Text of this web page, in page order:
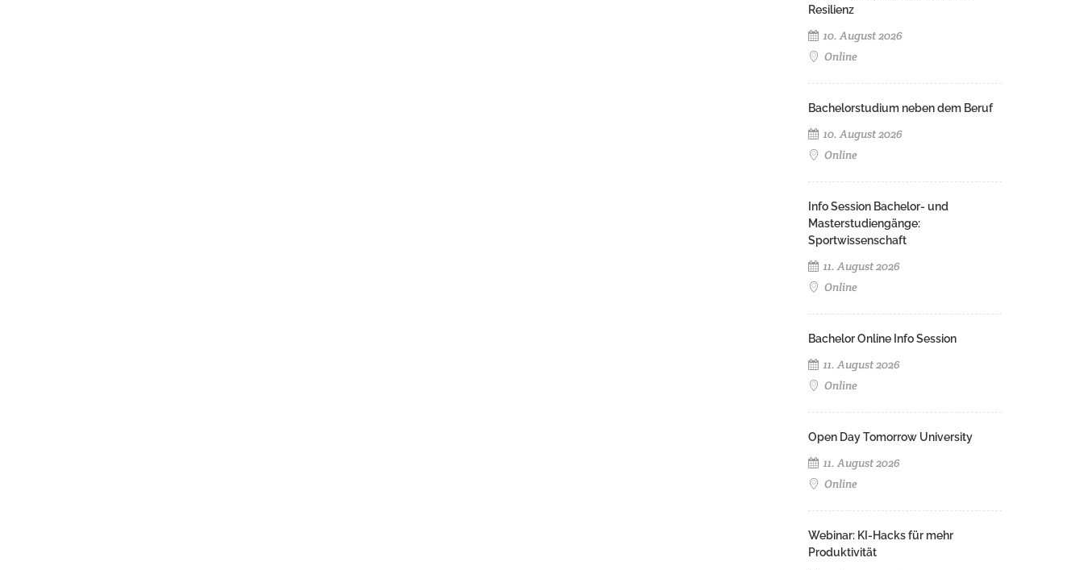
Resilienz
10. August 2026
Online
Bachelorstudium neben dem Beruf
10. August 2026
Online
Info Session Bachelor- und
Masterstudiengänge:
Sportwissenschaft
11. August 2026
Online
Bachelor Online Info Session
11. August 2026
Online
Open Day Tomorrow University
11. August 2026
Online
Webinar: KI-Hacks für mehr
Produktivität